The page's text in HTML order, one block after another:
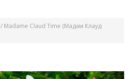
/ Madame Claud Time (Мадам Клауд